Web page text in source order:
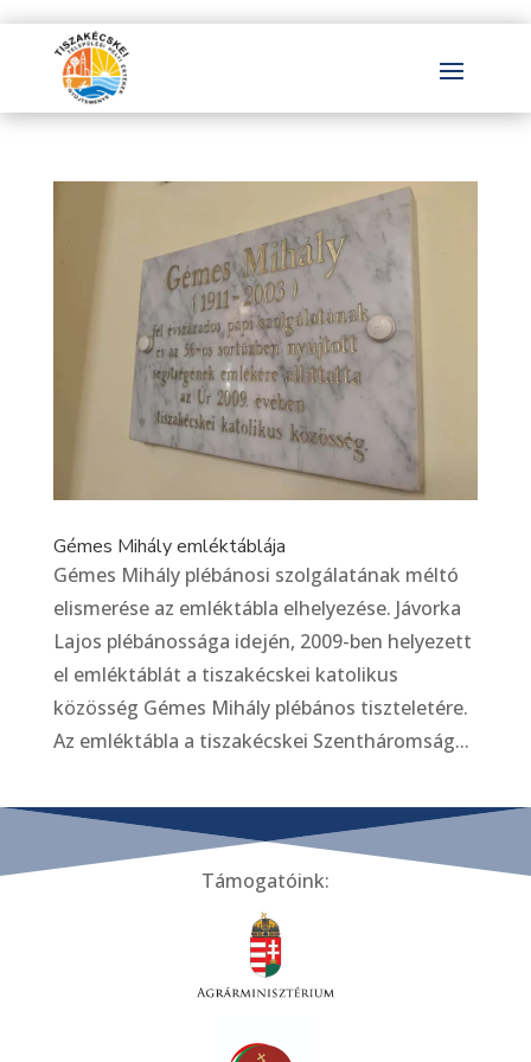
Gémes Mihály emléktáblája
Gémes Mihály plébánosi szolgálatának méltó
elismerése az emléktábla elhelyezése. Jávorka
Lajos plébánossága idején, 2009-ben helyezett
el emléktáblát a tiszakécskei katolikus
közösség Gémes Mihály plébános tiszteletére.
Az emléktábla a tiszakécskei Szentháromság...
Támogatóink: